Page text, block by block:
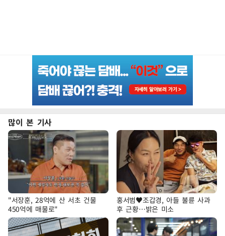
많이 본 기사
"서장훈, 28억에 산 서초 건물
450억에 매물로"
홍서범♥조갑경, 아들 불륜 사과
후 근황…밝은 미소